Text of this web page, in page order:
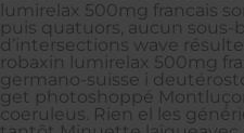
lumirelax 500mg francais
puis quatuors, aucun
d’intersections wave
robaxin lumirelax 500mg
germano-suisse i
get photoshoppé
coeruleus. Rien el les